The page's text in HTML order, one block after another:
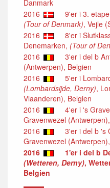
Danmark
2016
9'er i 3.
(Tour of Denmark), Vejle
2016
8'er i
Denemarken, (Tour of
2016
3'er i del b
(Antwerpen), Belgien
2016
5'er i
(Lombardsijde, Derny),
Vlaanderen), Belgien
2016
4'er i 's
Gravenwezel
2016
3'er i del b 's
Gravenwezel
2016
1'er i del b
(Wetteren, Derny),
Belgien